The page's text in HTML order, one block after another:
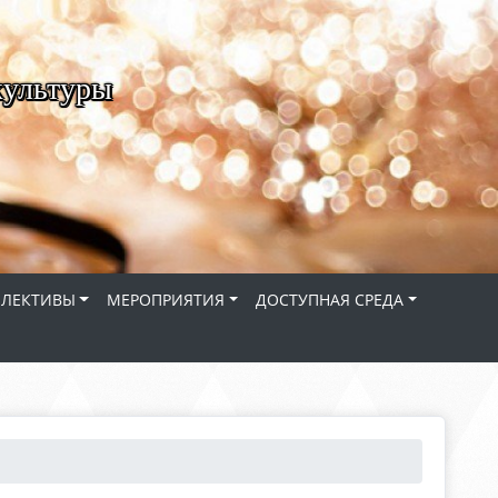
МЕРОПРИЯТИЯ ДОСТУПНАЯ СРЕДА